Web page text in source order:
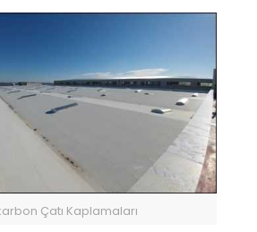
Çatı Kaplamaları